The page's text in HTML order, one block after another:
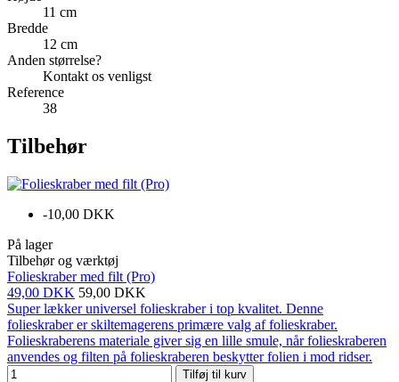
11 cm
Bredde
12 cm
Anden størrelse?
Kontakt os venligst
Reference
38
Tilbehør
-10,00 DKK
På lager
Tilbehør og værktøj
Folieskraber med filt (Pro)
49,00 DKK 59,00 DKK
Super lækker universel folieskraber i top kvalitet. Denne
folieskraber er skiltemagerens primære valg af folieskraber.
Folieskraberens materiale giver sig en lille smule, når folieskraberen
anvendes og filten på folieskraberen beskytter folien i mod ridser.
Tilføj til kurv